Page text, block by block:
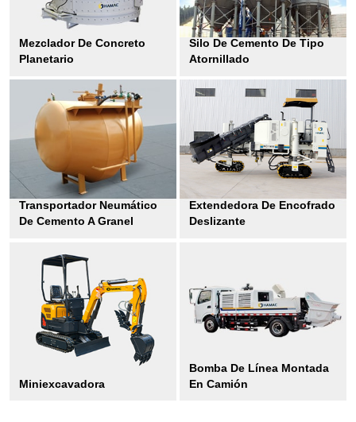
Mezclador De Concreto
Planetario
Silo De Cemento De Tipo
Atornillado
Transportador Neumático
De Cemento A Granel
Extendedora De Encofrado
Deslizante
Miniexcavadora
Bomba De Línea Montada
En Camión